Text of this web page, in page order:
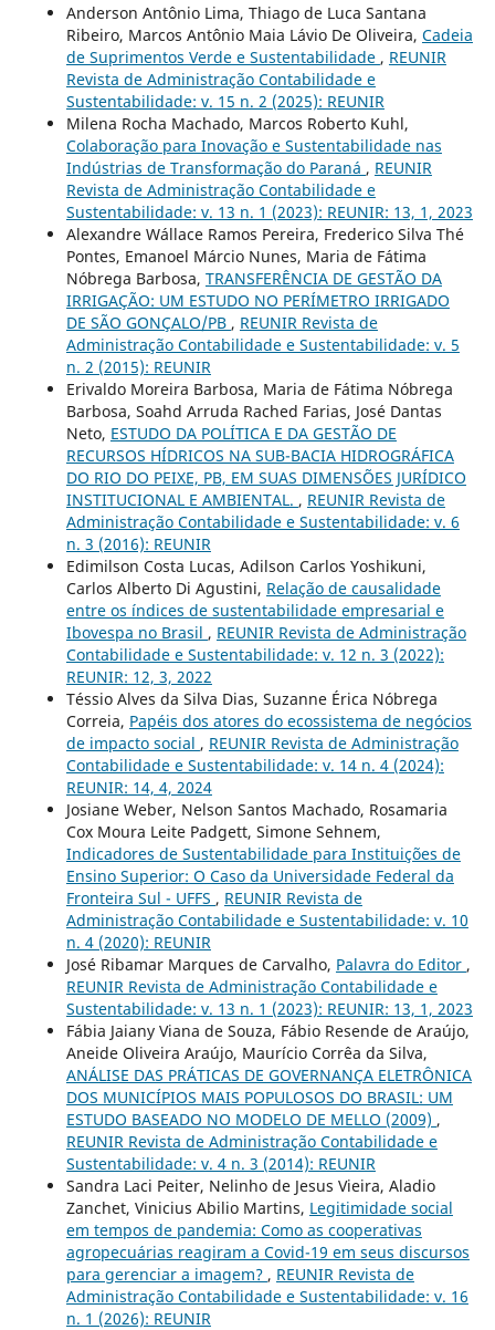
Anderson Antônio Lima, Thiago de Luca Santana
Ribeiro, Marcos Antônio Maia Lávio De Oliveira, Cadeia
de Suprimentos Verde e Sustentabilidade , REUNIR
Revista de Administração Contabilidade e
Sustentabilidade: v. 15 n. 2 (2025): REUNIR
Milena Rocha Machado, Marcos Roberto Kuhl,
Colaboração para Inovação e Sustentabilidade nas
Indústrias de Transformação do Paraná , REUNIR
Revista de Administração Contabilidade e
Sustentabilidade: v. 13 n. 1 (2023): REUNIR: 13, 1, 2023
Alexandre Wállace Ramos Pereira, Frederico Silva Thé
Pontes, Emanoel Márcio Nunes, Maria de Fátima
Nóbrega Barbosa, TRANSFERÊNCIA DE GESTÃO DA
IRRIGAÇÃO: UM ESTUDO NO PERÍMETRO IRRIGADO
DE SÃO GONÇALO/PB , REUNIR Revista de
Administração Contabilidade e Sustentabilidade: v. 5
n. 2 (2015): REUNIR
Erivaldo Moreira Barbosa, Maria de Fátima Nóbrega
Barbosa, Soahd Arruda Rached Farias, José Dantas
Neto, ESTUDO DA POLÍTICA E DA GESTÃO DE
RECURSOS HÍDRICOS NA SUB-BACIA HIDROGRÁFICA
DO RIO DO PEIXE, PB, EM SUAS DIMENSÕES JURÍDICO
INSTITUCIONAL E AMBIENTAL. , REUNIR Revista de
Administração Contabilidade e Sustentabilidade: v. 6
n. 3 (2016): REUNIR
Edimilson Costa Lucas, Adilson Carlos Yoshikuni,
Carlos Alberto Di Agustini, Relação de causalidade
entre os índices de sustentabilidade empresarial e
Ibovespa no Brasil , REUNIR Revista de Administração
Contabilidade e Sustentabilidade: v. 12 n. 3 (2022):
REUNIR: 12, 3, 2022
Téssio Alves da Silva Dias, Suzanne Érica Nóbrega
Correia, Papéis dos atores do ecossistema de negócios
de impacto social , REUNIR Revista de Administração
Contabilidade e Sustentabilidade: v. 14 n. 4 (2024):
REUNIR: 14, 4, 2024
Josiane Weber, Nelson Santos Machado, Rosamaria
Cox Moura Leite Padgett, Simone Sehnem,
Indicadores de Sustentabilidade para Instituições de
Ensino Superior: O Caso da Universidade Federal da
Fronteira Sul - UFFS , REUNIR Revista de
Administração Contabilidade e Sustentabilidade: v. 10
n. 4 (2020): REUNIR
José Ribamar Marques de Carvalho, Palavra do Editor ,
REUNIR Revista de Administração Contabilidade e
Sustentabilidade: v. 13 n. 1 (2023): REUNIR: 13, 1, 2023
Fábia Jaiany Viana de Souza, Fábio Resende de Araújo,
Aneide Oliveira Araújo, Maurício Corrêa da Silva,
ANÁLISE DAS PRÁTICAS DE GOVERNANÇA ELETRÔNICA
DOS MUNICÍPIOS MAIS POPULOSOS DO BRASIL: UM
ESTUDO BASEADO NO MODELO DE MELLO (2009) ,
REUNIR Revista de Administração Contabilidade e
Sustentabilidade: v. 4 n. 3 (2014): REUNIR
Sandra Laci Peiter, Nelinho de Jesus Vieira, Aladio
Zanchet, Vinicius Abilio Martins, Legitimidade social
em tempos de pandemia: Como as cooperativas
agropecuárias reagiram a Covid-19 em seus discursos
para gerenciar a imagem? , REUNIR Revista de
Administração Contabilidade e Sustentabilidade: v. 16
n. 1 (2026): REUNIR